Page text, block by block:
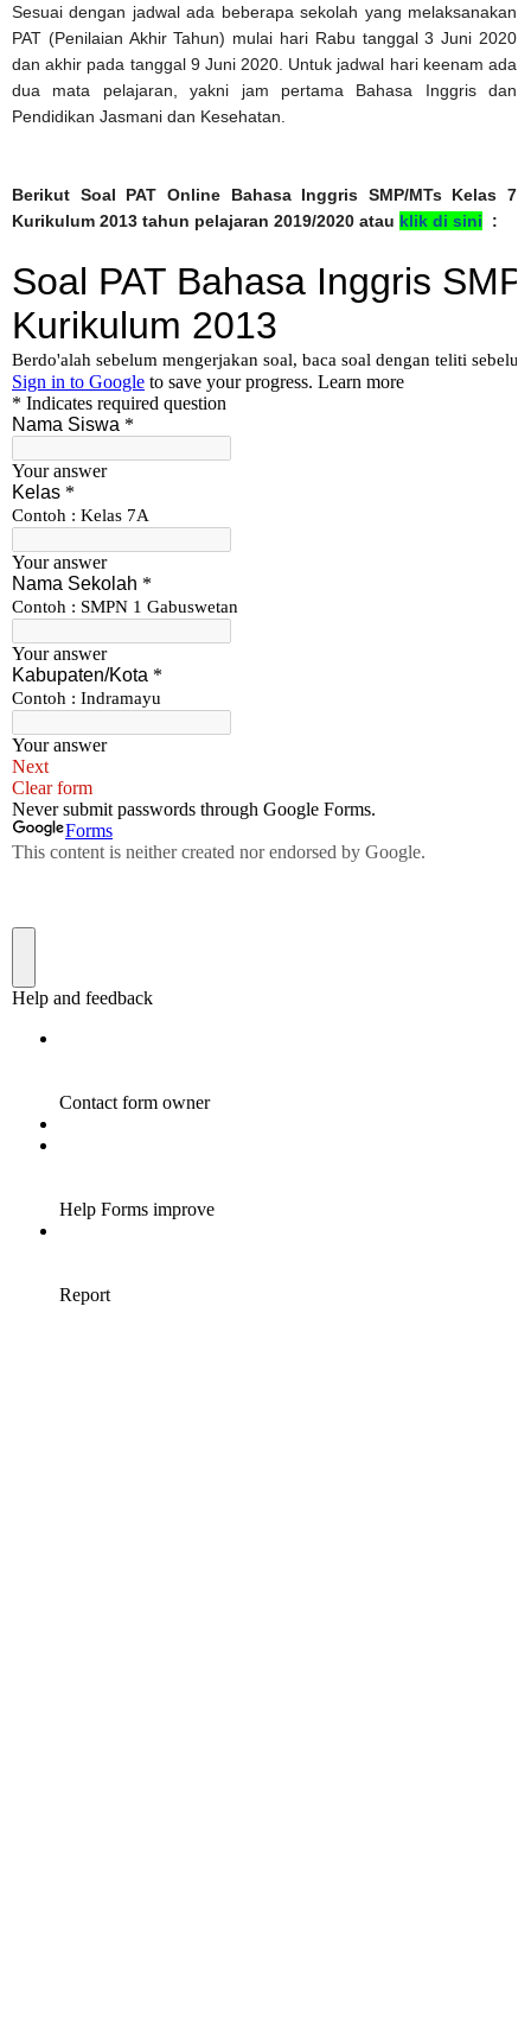
Sesuai dengan jadwal ada beberapa sekolah yang melaksanakan
PAT (Penilaian Akhir Tahun) mulai hari Rabu tanggal 3 Juni 2020
dan akhir pada tanggal 9 Juni 2020. Untuk jadwal hari keenam ada
dua mata pelajaran, yakni jam pertama Bahasa Inggris dan
Pendidikan Jasmani dan Kesehatan.
Berikut Soal PAT Online Bahasa Inggris SMP/MTs Kelas 7
Kurikulum 2013 tahun pelajaran 2019/2020 atau klik di sini :